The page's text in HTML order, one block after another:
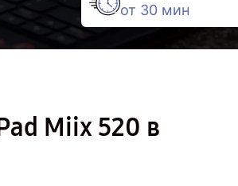
от 30 мин
Miix 520 в